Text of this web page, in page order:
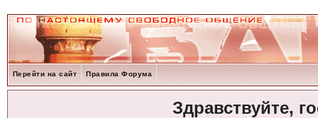
Перейти на сайт Правила Форума
Здравствуйте,